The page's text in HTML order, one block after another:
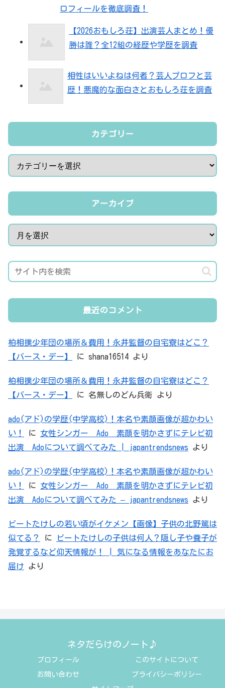
ロフィールを徹底調査！
【2026おもしろ荘】出演芸人まとめ！優
勝は誰？全12組の経歴や学歴を調査
相性はいいよねは何者？芸人プロフと芸
歴！悪魔的な面白さとおもしろ荘を調査
カテゴリー
アーカイブ
最近のコメント
柏相撲少年団の場所＆費用！永井監督の自宅寮はどこ？
【バース・デー】
に shana16514 より
柏相撲少年団の場所＆費用！永井監督の自宅寮はどこ？
【バース・デー】
に 名無しのどん兵衛 より
ado(アド)の学歴(中学高校)！本名や素顔画像が超かわい
い！
に 女性シンガー Ado 素顔を明かさずにテレビ初
出演 Adoについて調べてみた | japantrendsnews より
ado(アド)の学歴(中学高校)！本名や素顔画像が超かわい
い！
に 女性シンガー Ado 素顔を明かさずにテレビ初
出演 Adoについて調べてみた – japantrendsnews より
ビートたけしの若い頃がイケメン【画像】子供の北野篤は
似てる？
に
ビートたけしの子供は何人？隠し子や養子が
発覚するなど仰天情報が！ | 気になる情報をあなたにお
届け より
ネタだらけのノート♪
プロフィール このサイトについて
お問い合わせ プライバシーポリシー